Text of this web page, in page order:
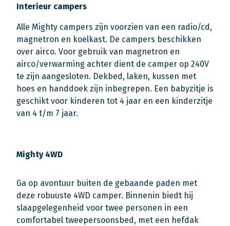
Interieur campers
Alle Mighty campers zijn voorzien van een radio/cd,
magnetron en koelkast. De campers beschikken
over airco. Voor gebruik van magnetron en
airco/verwarming achter dient de camper op 240V
te zijn aangesloten. Dekbed, laken, kussen met
hoes en handdoek zijn inbegrepen. Een babyzitje is
geschikt voor kinderen tot 4 jaar en een kinderzitje
van 4 t/m 7 jaar.
Mighty 4WD
Ga op avontuur buiten de gebaande paden met
deze robuuste 4WD camper. Binnenin biedt hij
slaapgelegenheid voor twee personen in een
comfortabel tweepersoonsbed, met een hefdak